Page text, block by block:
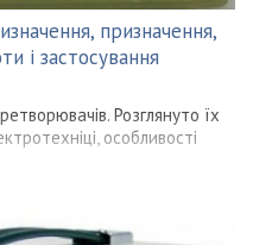
призначення,
і застосування
Розглянуто їх
особливості